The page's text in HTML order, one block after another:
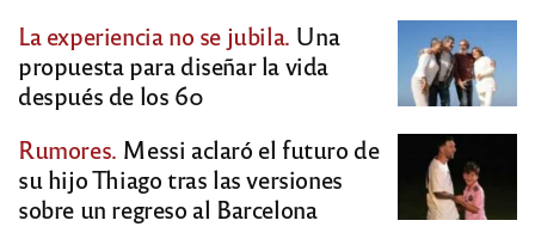
La experiencia no se jubila. Una
propuesta para diseñar la vida
después de los 60
Rumores. Messi aclaró el futuro de
su hijo Thiago tras las versiones
sobre un regreso al Barcelona